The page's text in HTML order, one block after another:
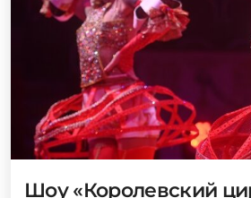
Шоу «Королевский